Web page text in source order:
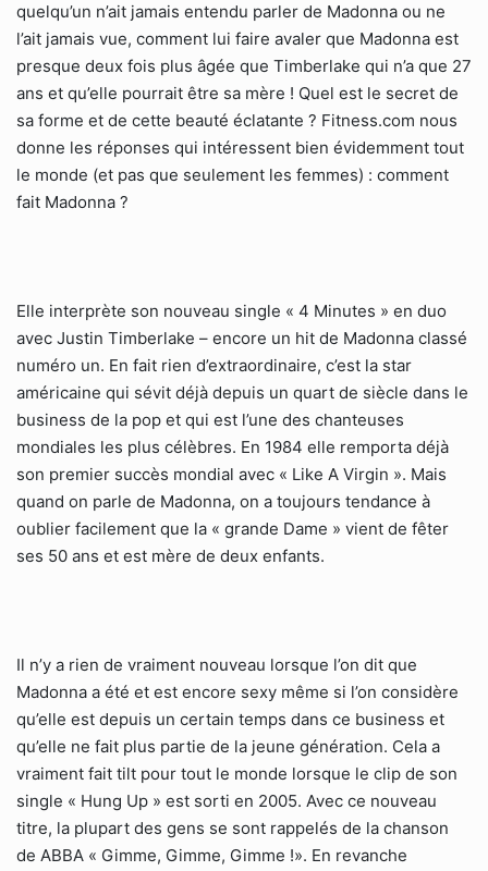
quelqu’un n’ait jamais entendu parler de Madonna ou ne
l’ait jamais vue, comment lui faire avaler que Madonna est
presque deux fois plus âgée que Timberlake qui n’a que 27
ans et qu’elle pourrait être sa mère ! Quel est le secret de
sa forme et de cette beauté éclatante ? Fitness.com nous
donne les réponses qui intéressent bien évidemment tout
le monde (et pas que seulement les femmes) : comment
fait Madonna ?
Elle interprète son nouveau single « 4 Minutes » en duo
avec Justin Timberlake – encore un hit de Madonna classé
numéro un. En fait rien d’extraordinaire, c’est la star
américaine qui sévit déjà depuis un quart de siècle dans le
business de la pop et qui est l’une des chanteuses
mondiales les plus célèbres. En 1984 elle remporta déjà
son premier succès mondial avec « Like A Virgin ». Mais
quand on parle de Madonna, on a toujours tendance à
oublier facilement que la « grande Dame » vient de fêter
ses 50 ans et est mère de deux enfants.
Il n’y a rien de vraiment nouveau lorsque l’on dit que
Madonna a été et est encore sexy même si l’on considère
qu’elle est depuis un certain temps dans ce business et
qu’elle ne fait plus partie de la jeune génération. Cela a
vraiment fait tilt pour tout le monde lorsque le clip de son
single « Hung Up » est sorti en 2005. Avec ce nouveau
titre, la plupart des gens se sont rappelés de la chanson
de ABBA « Gimme, Gimme, Gimme !». En revanche